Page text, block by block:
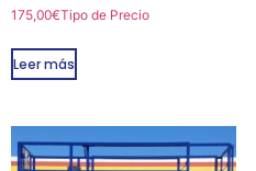
175,00€Tipo de Precio
Leer más